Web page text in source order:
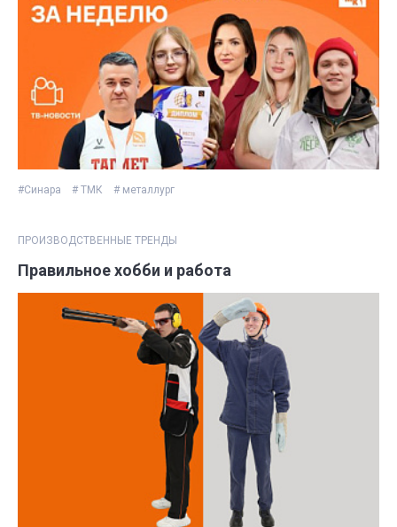
#Синара # ТМК # металлург
ПРОИЗВОДСТВЕННЫЕ ТРЕНДЫ
Правильное хобби и работа